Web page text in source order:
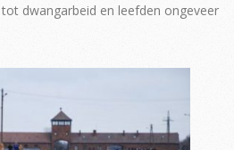
dwangarbeid en leefden ongeveer